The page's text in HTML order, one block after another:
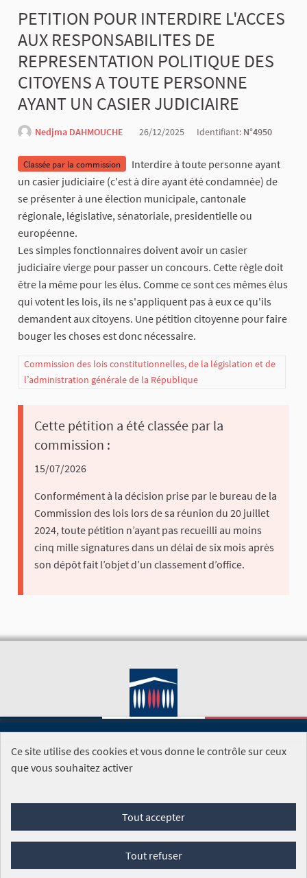
PETITION POUR INTERDIRE L'ACCES
AUX RESPONSABILITES DE
REPRESENTATION POLITIQUE DES
CITOYENS A TOUTE PERSONNE
AYANT UN CASIER JUDICIAIRE
Nedjma DAHMOUCHE 26/12/2025 Identifiant: N°4950
Classée par la commission
Interdire à toute personne ayant
un casier judiciaire (c'est à dire ayant été condamnée) de
se présenter à une élection municipale, cantonale
régionale, législative, sénatoriale, presidentielle ou
européenne.
Les simples fonctionnaires doivent avoir un casier
judiciaire vierge pour passer un concours. Cette règle doit
être la même pour les élus. Comme ce sont ces mêmes élus
qui votent les lois, ils ne s'appliquent pas à eux ce qu'ils
demandent aux citoyens. Une pétition citoyenne pour faire
bouger les choses est donc nécessaire.
Commission des lois constitutionnelles, de la législation et de
l’administration générale de la République
Cette pétition a été classée par la
commission :
15/07/2026
Conformément à la décision prise par le bureau de la
Commission des lois lors de sa réunion du 20 juillet
2024, toute pétition n’ayant pas recueilli au moins
cinq mille signatures dans un délai de six mois après
son dépôt fait l’objet d’un classement d’office.
SITE DE L'ASSEMBLÉE NATIONALE
Foire aux questions
Conditions générales d'utilisation (CGU)
Mentions légales
Cookies
Ce site utilise des cookies et vous donne le contrôle sur ceux
que vous souhaitez activer
Tout accepter
Tout refuser